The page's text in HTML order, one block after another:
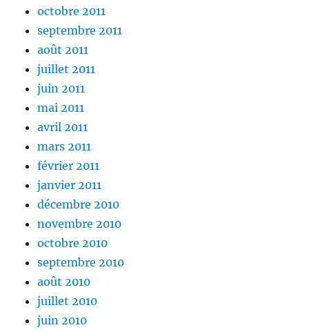
octobre 2011
septembre 2011
août 2011
juillet 2011
juin 2011
mai 2011
avril 2011
mars 2011
février 2011
janvier 2011
décembre 2010
novembre 2010
octobre 2010
septembre 2010
août 2010
juillet 2010
juin 2010